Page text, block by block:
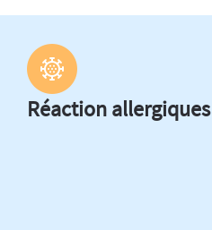
Réaction allergiques